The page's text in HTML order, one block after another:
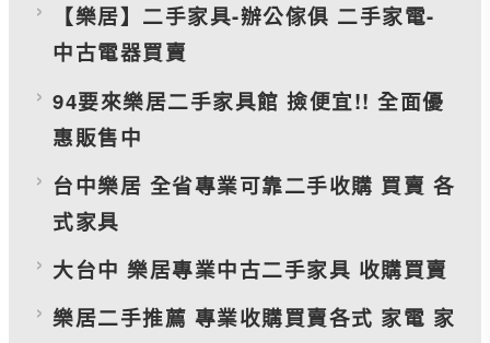
【樂居】二手家具-辦公傢俱 二手家電-
中古電器買賣
94要來樂居二手家具館 撿便宜!! 全面優
惠販售中
台中樂居 全省專業可靠二手收購 買賣 各
式家具
大台中 樂居專業中古二手家具 收購買賣
樂居二手推薦 專業收購買賣各式 家電 家